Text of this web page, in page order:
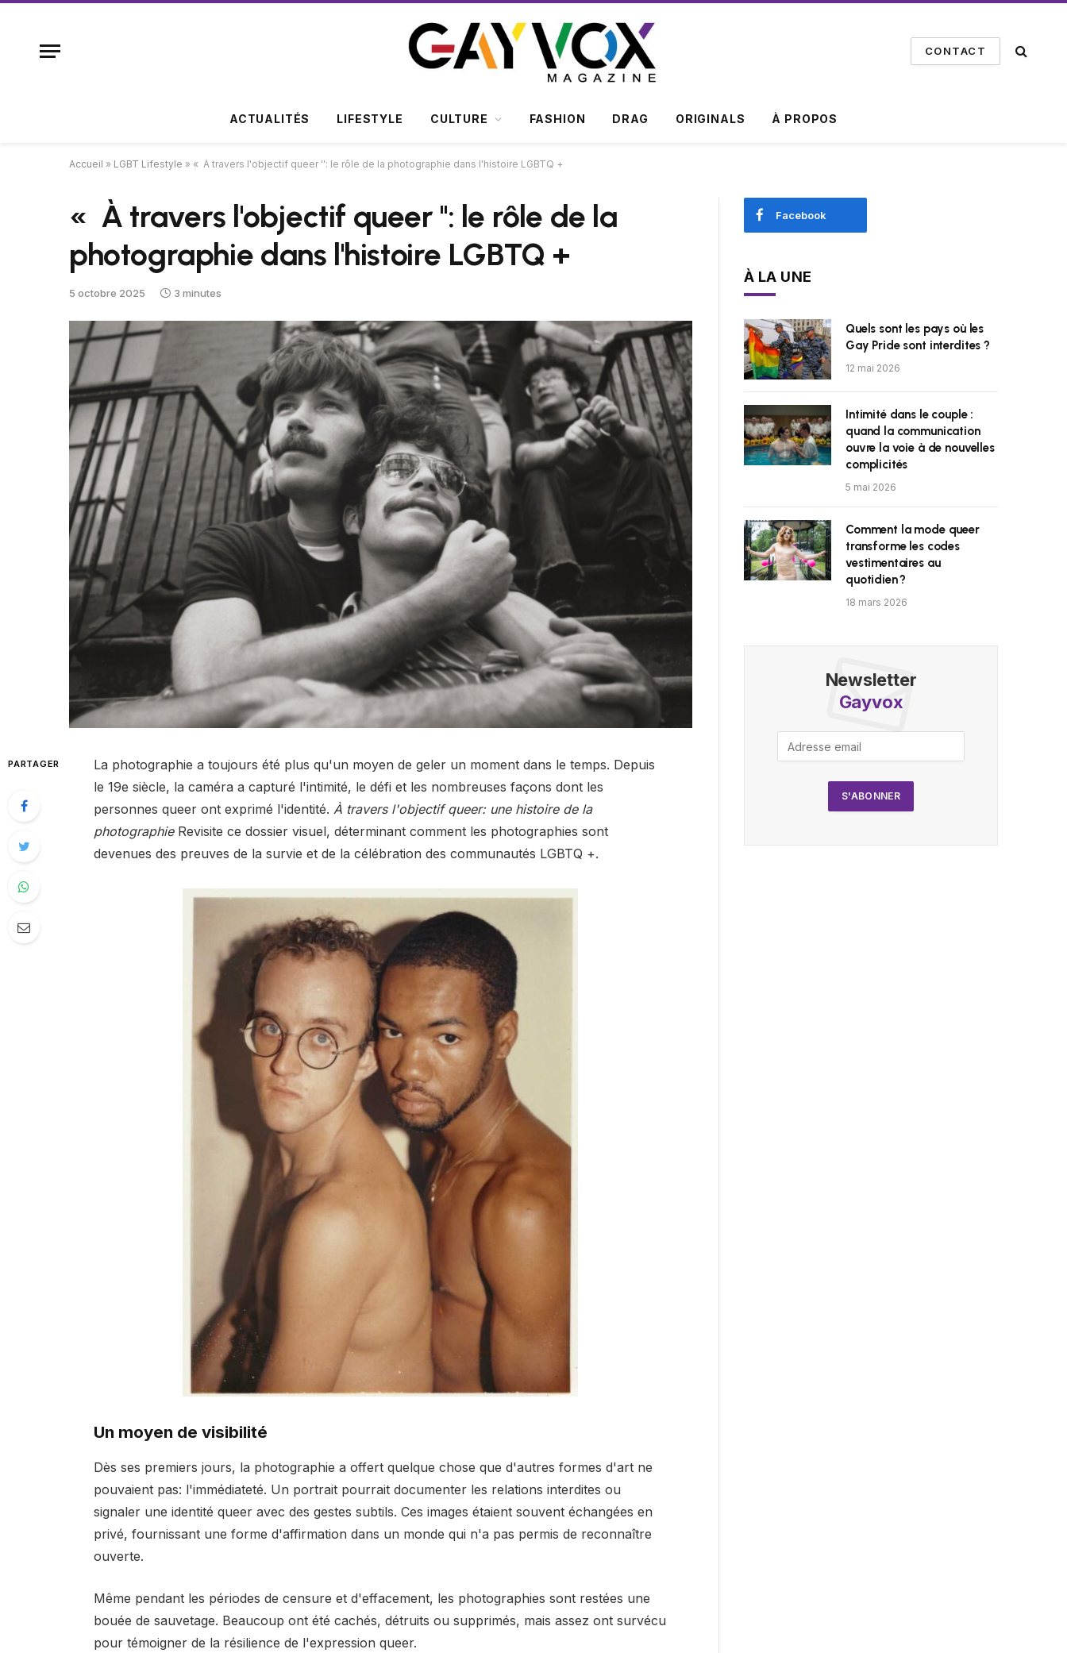
CONTACT
ACTUALITÉS LIFESTYLE CULTURE FASHION DRAG ORIGINALS À PROPOS
Accueil » LGBT Lifestyle » « À travers l'objectif queer '': le rôle de la photographie dans l'histoire LGBTQ +
« À travers l'objectif queer '': le rôle de la
photographie dans l'histoire LGBTQ +
5 octobre 2025 3 minutes
PARTAGER
La photographie a toujours été plus qu'un moyen de geler un moment dans le temps. Depuis
le 19e siècle, la caméra a capturé l'intimité, le défi et les nombreuses façons dont les
personnes queer ont exprimé l'identité. À travers l'objectif queer: une histoire de la
photographieRevisite ce dossier visuel, déterminant comment les photographies sont
devenues des preuves de la survie et de la célébration des communautés LGBTQ +.
Un moyen de visibilité
Dès ses premiers jours, la photographie a offert quelque chose que d'autres formes d'art ne
pouvaient pas: l'immédiateté. Un portrait pourrait documenter les relations interdites ou
signaler une identité queer avec des gestes subtils. Ces images étaient souvent échangées en
privé, fournissant une forme d'affirmation dans un monde qui n'a pas permis de reconnaître
ouverte.
Même pendant les périodes de censure et d'effacement, les photographies sont restées une
bouée de sauvetage. Beaucoup ont été cachés, détruits ou supprimés, mais assez ont survécu
pour témoigner de la résilience de l'expression queer.
Facebook
À LA UNE
Quels sont les pays où les
Gay Pride sont interdites ?
12 mai 2026
Intimité dans le couple :
quand la communication
ouvre la voie à de nouvelles
complicités
5 mai 2026
Comment la mode queer
transforme les codes
vestimentaires au
quotidien ?
18 mars 2026
Newsletter
Gayvox